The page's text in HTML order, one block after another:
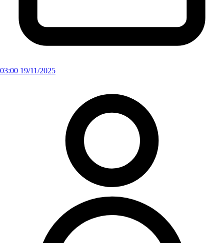
03:00 19/11/2025